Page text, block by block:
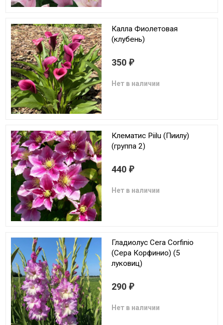
Калла Фиолетовая
(клубень)
350 ₽
Нет в наличии
Клематис Piilu (Пиилу)
(группа 2)
440 ₽
Нет в наличии
Гладиолус Cera Corfinio
(Сера Корфинио) (5
луковиц)
290 ₽
Нет в наличии